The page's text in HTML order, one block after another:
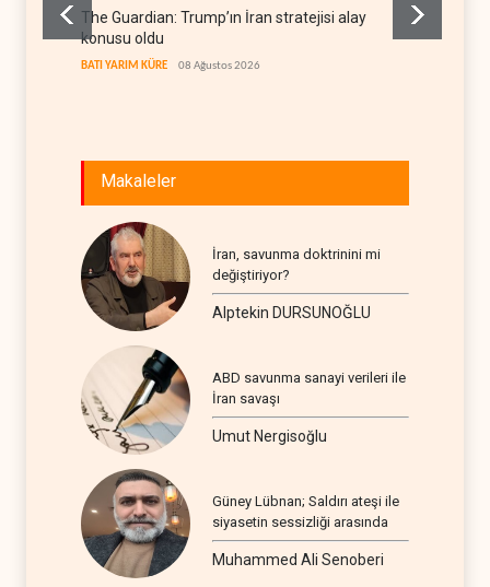
The Guardian: Trump’ın İran stratejisi alay
konusu oldu
BATI YARIM KÜRE 08 Ağustos 2026
Makaleler
İran, savunma doktrinini mi
değiştiriyor?
Alptekin DURSUNOĞLU
ABD savunma sanayi verileri ile
İran savaşı
Umut Nergisoğlu
Güney Lübnan; Saldırı ateşi ile
siyasetin sessizliği arasında
Muhammed Ali Senoberi